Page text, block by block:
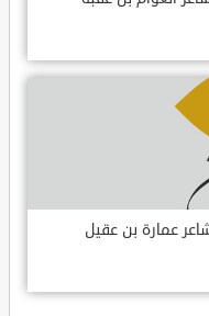
عمارة بن عقيل